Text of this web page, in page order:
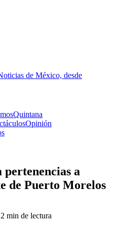
de México, desde
Quintana
Opinión
a
de Puerto Morelos
2 min de lectura